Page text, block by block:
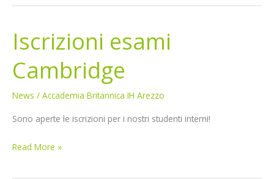
Iscrizioni esami
Cambridge
News / Accademia Britannica IH Arezzo
Sono aperte le iscrizioni per i nostri studenti interni!
Iscrizioni
esami
Cambridge
Read More »